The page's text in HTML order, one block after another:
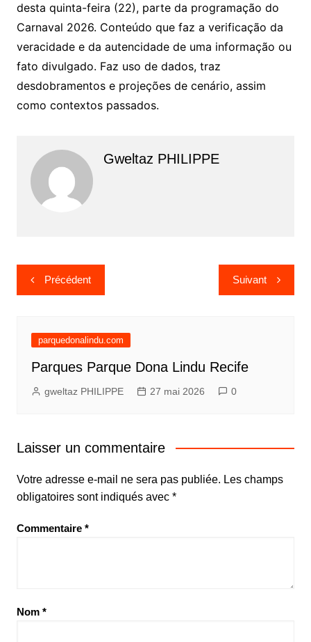
desta quinta-feira (22), parte da programação do
Carnaval 2026. Conteúdo que faz a verificação da
veracidade e da autencidade de uma informação ou
fato divulgado. Faz uso de dados, traz
desdobramentos e projeções de cenário, assim
como contextos passados.
Gweltaz PHILIPPE
Navigation
de
Précédent Suivant
parquedonalindu.com
Parques Parque Dona Lindu Recife
gweltaz PHILIPPE 27 mai 2026 0
Laisser un commentaire
Votre adresse e-mail ne sera pas publiée. Les champs
obligatoires sont indiqués avec *
Commentaire *
Nom *